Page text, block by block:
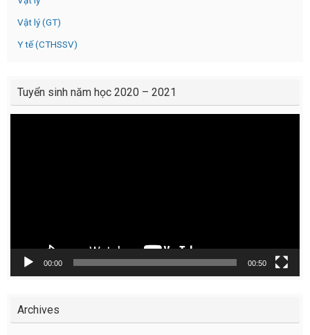
Vật lý (GT)
Y tế (CTHSSV)
Tuyển sinh năm học 2020 – 2021
00:00 00:50
Archives